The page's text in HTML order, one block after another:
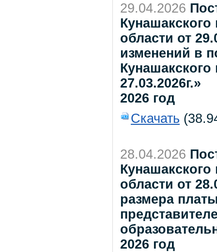
29.04.2026
области от
изменений в
27.03.2026г.»
2026 год
Скачать
28.04.2026
области от
размера
2026 год